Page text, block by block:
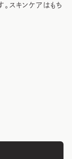
スキンケアはもち